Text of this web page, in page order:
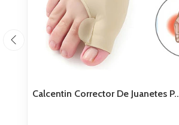
Calcentin Corrector De Juanetes P..